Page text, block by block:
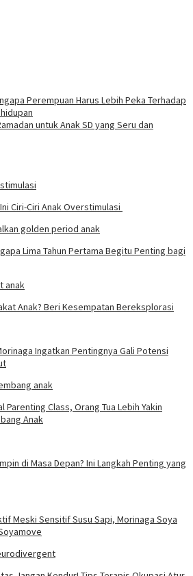
Perempuan Harus Lebih Peka Terhadap
untuk Anak SD yang Seru dan
Ciri-Ciri Anak Overstimulasi
Lima Tahun Pertama Begitu Penting bagi
Anak? Beri Kesempatan Bereksplorasi
Ingatkan Pentingnya Gali Potensi
Parenting Class, Orang Tua Lebih Yakin
Anak
di Masa Depan? Ini Langkah Penting yang
Meski Sensitif Susu Sapi, Morinaga Soya